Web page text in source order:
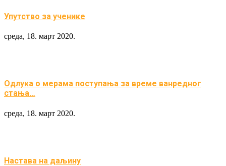
Упутство за ученике
среда, 18. март 2020.
Одлука о мерама поступања за време ванредног
стања…
среда, 18. март 2020.
Настава на даљину